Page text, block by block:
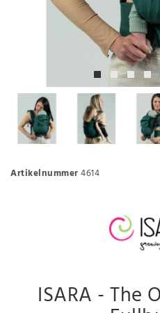
Artikelnummer4614
ISARA - The